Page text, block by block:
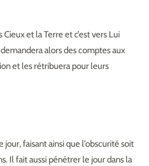
et la Terre et c’est vers Lui
alors des comptes aux
et les rétribuera pour leurs
faisant ainsi que l’obscurité soit
Il fait aussi pénétrer le jour dans la